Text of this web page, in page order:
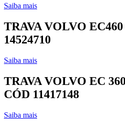
Saiba mais
TRAVA VOLVO EC460
14524710
Saiba mais
TRAVA VOLVO EC
CÓD 11417148
Saiba mais